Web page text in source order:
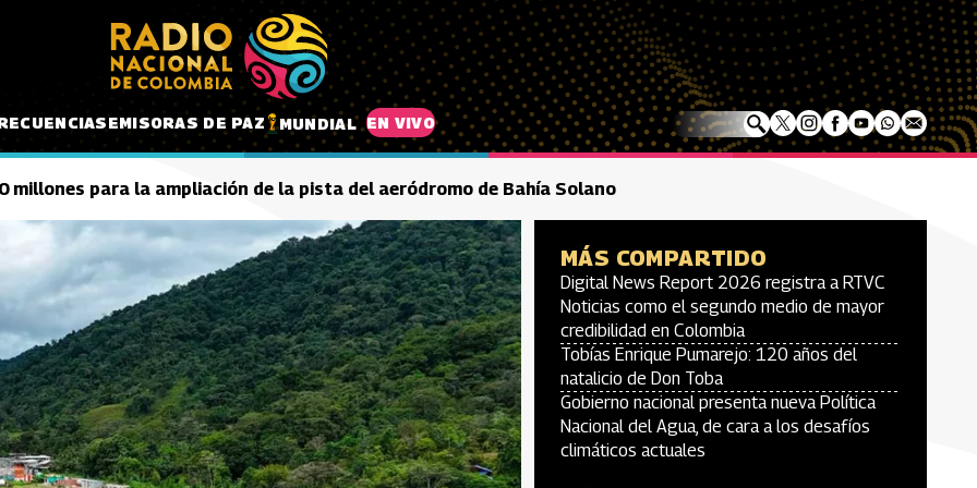
EMISORAS DE PAZ MUNDIAL EN VIVO
millones para la ampliación de la pista del aeródromo de Bahía Solano
MÁS COMPARTIDO
Digital News Report 2026 registra a RTVC
Noticias como el segundo medio de mayor
credibilidad en Colombia
Tobías Enrique Pumarejo: 120 años del
natalicio de Don Toba
Gobierno nacional presenta nueva Política
Nacional del Agua, de cara a los desafíos
climáticos actuales